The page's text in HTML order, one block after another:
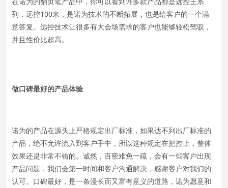
列，远控100米，是诺为技术的不断拓展，也是给客户的一个满
意答复。远控技术让很多有大会场需求的客户也能够轻松驾驭，
并且性价比超高。
做口碑最好的产品体验
诺为的产品在源头上严格规定出厂标准，如果达不到出厂标准的
产品，绝不允许流入到客户手中，所以这种规定在把控上，整体
效果还是非常不错的。诚然，百密难免一疏，会有一些客户出现
产品问题，我们会第一时间和客户沟通解决，感谢客户对我们的
认可。口碑最好，是一条漫长而又富有意义的道路，诺为愿意和